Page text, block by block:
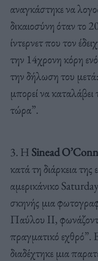
αναγκάστηκε να
δικαιοσύνη όταν το
ίντερνετ που τον
την 14χρονη κόρη
την δήλωση του
μπορεί να
τώρα”.
3. H Sinead
κατά τη διάρκεια
αμερικάνικο
σκηνής μια
Παύλου ΙΙ,
πραγματικό εχθρό”.
διαδέχτηκε μια